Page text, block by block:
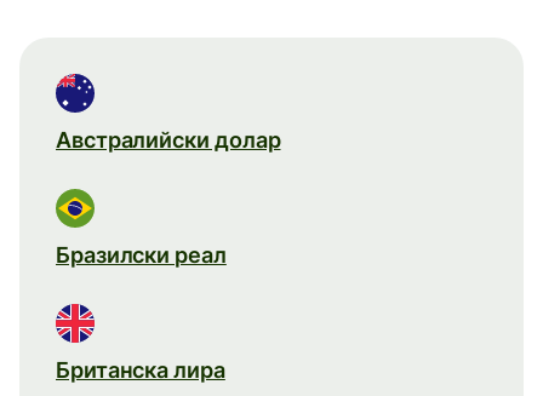
Австралийски долар
Бразилски реал
Британска лира